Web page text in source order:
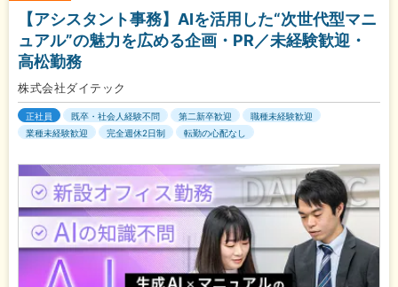
【アシスタント事務】AIを活用した“次世代型マニ
ュアル”の魅力を広める企画・PR／未経験歓迎・
高松勤務
株式会社ダイテック
正社員 既卒・社会人経験不問 第二新卒歓迎
職種未経験歓迎
業種未経験歓迎
完全週休2日制 転勤の心配なし